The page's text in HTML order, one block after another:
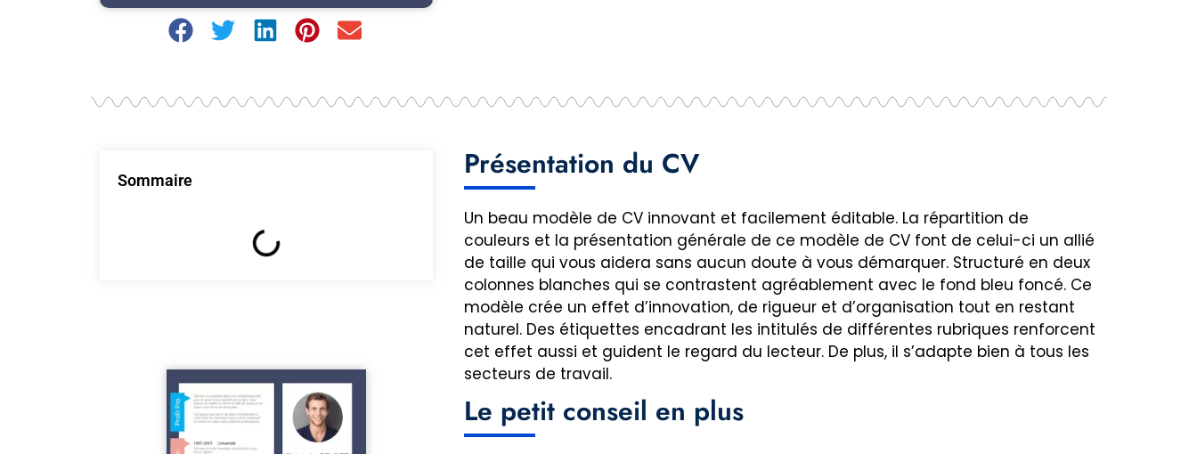
Sommaire Présentation du CV
Un beau modèle de CV innovant et facilement éditable. La répartition de
couleurs et la présentation générale de ce modèle de CV font de celui-ci un allié
de taille qui vous aidera sans aucun doute à vous démarquer. Structuré en deux
colonnes blanches qui se contrastent agréablement avec le fond bleu foncé. Ce
modèle crée un effet d’innovation, de rigueur et d’organisation tout en restant
naturel. Des étiquettes encadrant les intitulés de différentes rubriques renforcent
cet effet aussi et guident le regard du lecteur. De plus, il s’adapte bien à tous les
secteurs de travail.
Le petit conseil en plus